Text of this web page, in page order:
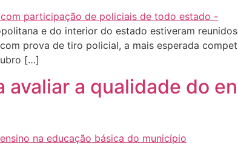
e do interior do estado estiveram
prova de tiro policial, a mais esperada
[…]
avaliar a qualidade do